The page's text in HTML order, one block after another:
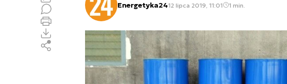
Energetyka2412 lipca 2019, 11:01 1 min.